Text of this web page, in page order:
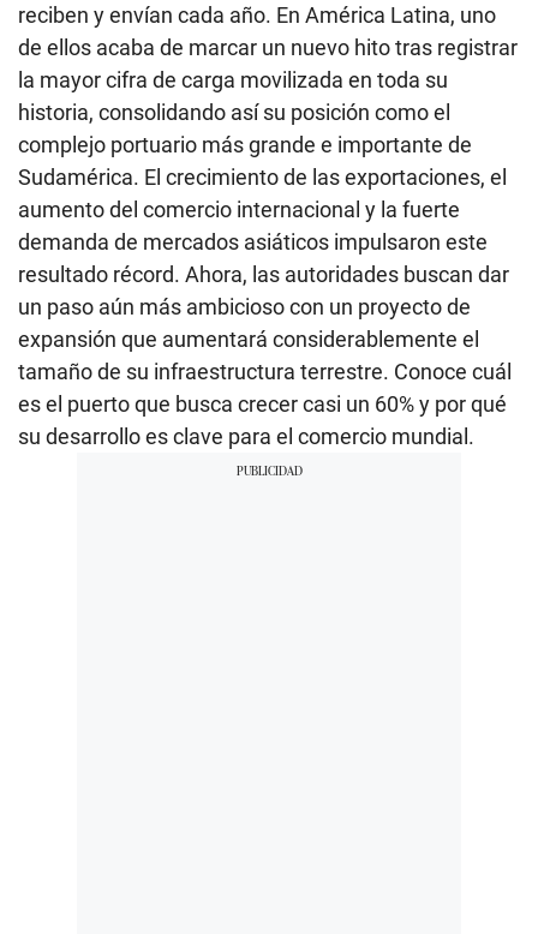
reciben y envían cada año. En América Latina, uno
de ellos acaba de marcar un nuevo hito tras registrar
la mayor cifra de carga movilizada en toda su
historia, consolidando así su posición como el
complejo portuario más grande e importante de
Sudamérica. El crecimiento de las exportaciones, el
aumento del comercio internacional y la fuerte
demanda de mercados asiáticos impulsaron este
resultado récord. Ahora, las autoridades buscan dar
un paso aún más ambicioso con un proyecto de
expansión que aumentará considerablemente el
tamaño de su infraestructura terrestre. Conoce cuál
es el puerto que busca crecer casi un 60% y por qué
su desarrollo es clave para el comercio mundial.